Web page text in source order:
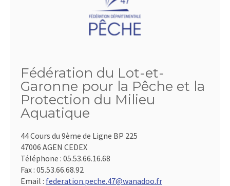
Fédération du Lot-et-
Garonne pour la Pêche et la
Protection du Milieu
Aquatique
44 Cours du 9ème de Ligne BP 225
47006 AGEN CEDEX
Téléphone : 05.53.66.16.68
Fax : 05.53.66.68.92
Email : federation.peche.47@wanadoo.fr